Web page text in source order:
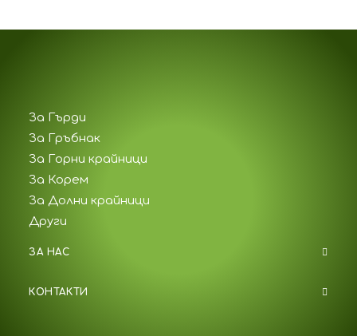
За Гърди
За Гръбнак
За Горни крайници
За Корем
За Долни крайници
Други
ЗА НАС
КОНТАКТИ